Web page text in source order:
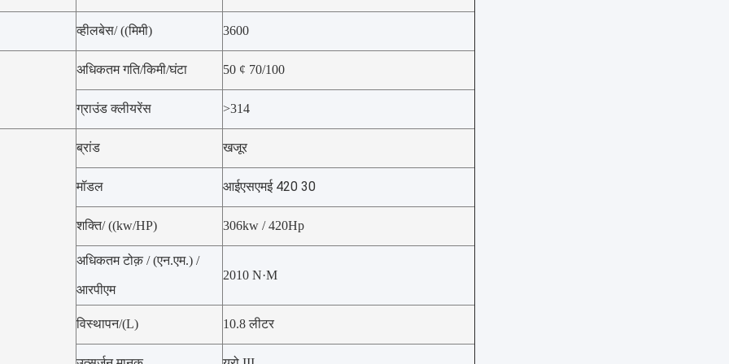
व्हीलबेस/ ((मिमी) 3600
अधिकतम गति/किमी/घंटा 50 ¢ 70/100
ग्राउंड क्लीयरेंस >314
ब्रांड खजूर
मॉडल आईएसएमई 420 30
शक्ति/ ((kw/HP) 306kw / 420Hp
अधिकतम टोक़ / (एन.एम.) /
आरपीएम
2010 N·M
विस्थापन/(L) 10.8 लीटर